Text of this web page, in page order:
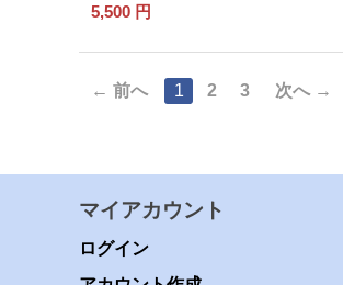
5,500 円
前へ 1 2 3 次へ
マイアカウント
ログイン